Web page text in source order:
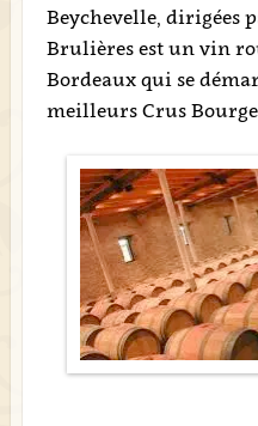
Beychevelle, dirigées
Brulières est un vin
Bordeaux qui se
meilleurs Crus